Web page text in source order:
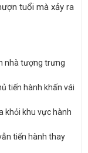
tuổi mà xảy ra
nhà tượng trưng
tiến hành khấn vái
khỏi khu vực hành
tiến hành thay